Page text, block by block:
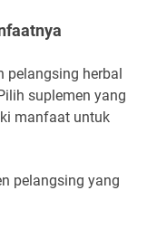
pelangsing herbal
suplemen yang
manfaat untuk
pelangsing yang